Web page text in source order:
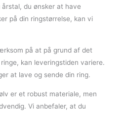
du ønsker at have
på din ringstørrelse, kan vi
på at på grund af det
kan leveringstiden variere.
at lave og sende din ring.
er et robust materiale, men
Vi anbefaler, at du